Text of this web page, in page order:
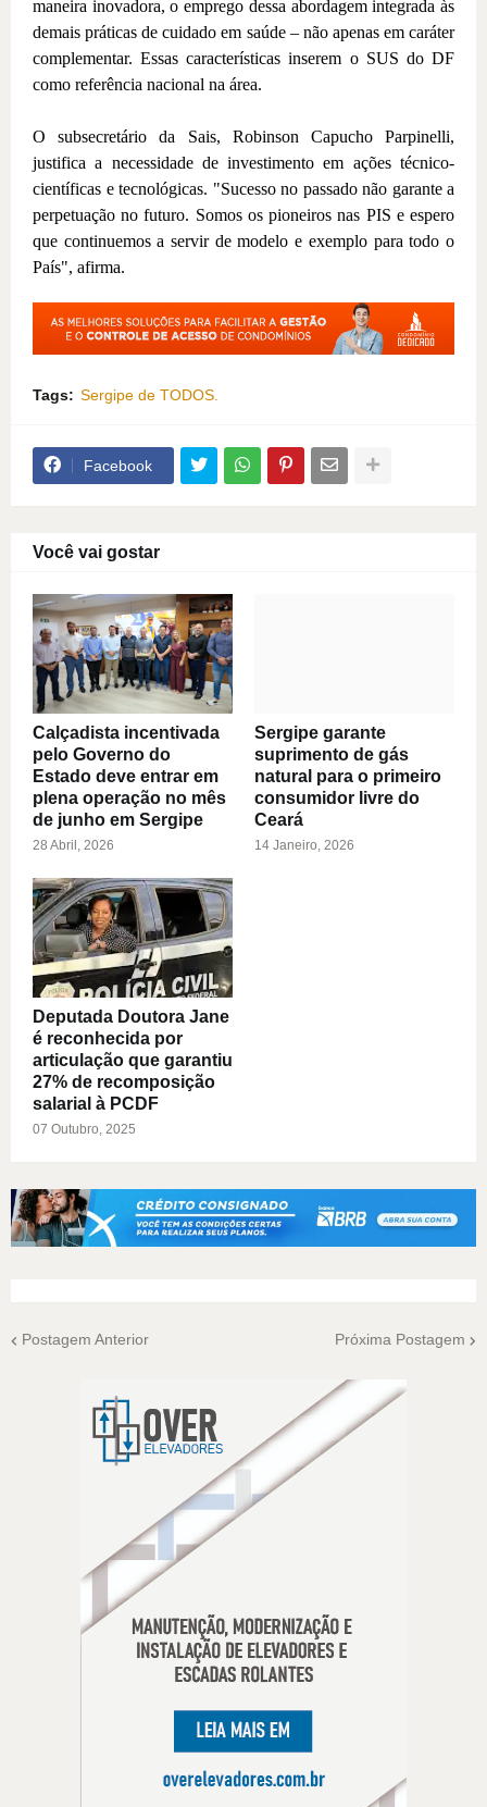
maneira inovadora, o emprego dessa abordagem integrada às
demais práticas de cuidado em saúde – não apenas em caráter
complementar. Essas características inserem o SUS do DF
como referência nacional na área.
O subsecretário da Sais, Robinson Capucho Parpinelli,
justifica a necessidade de investimento em ações técnico-
científicas e tecnológicas. "Sucesso no passado não garante a
perpetuação no futuro. Somos os pioneiros nas PIS e espero
que continuemos a servir de modelo e exemplo para todo o
País", afirma.
Tags: Sergipe de TODOS.
Facebook
Você vai gostar
Calçadista incentivada
pelo Governo do
Estado deve entrar em
plena operação no mês
de junho em Sergipe
28 Abril, 2026
Sergipe garante
suprimento de gás
natural para o primeiro
consumidor livre do
Ceará
14 Janeiro, 2026
Deputada Doutora Jane
é reconhecida por
articulação que garantiu
27% de recomposição
salarial à PCDF
07 Outubro, 2025
Postagem Anterior Próxima Postagem